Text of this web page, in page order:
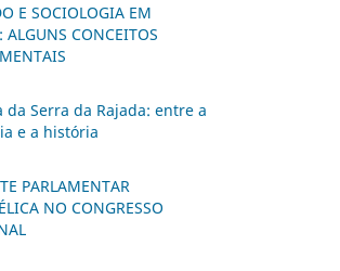
E SOCIOLOGIA EM
ALGUNS CONCEITOS
da Serra da Rajada: entre a
e a história
PARLAMENTAR
NO CONGRESSO